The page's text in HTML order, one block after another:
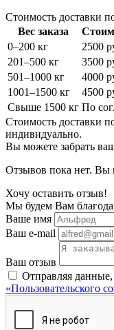
Стоимость доставки
Вес заказа
0–200 кг
2500
201–500 кг
3500
501–1000 кг
4000
1001–1500 кг
4500
Свыше 1500 кг По
Стоимость доставки
индивидуально.
Вы можете забрать
Отзывов пока нет. Вы
Хочу оставить отзыв!
Мы будем Вам
Ваше имя
Ваш e-mail
Ваш отзыв
Отправляя
«Пользовательского